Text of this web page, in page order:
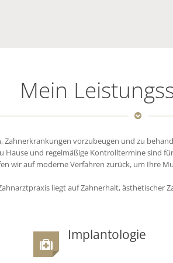
Mein
vorzubeugen und zu
Hause und regelmäßige Kontrolltermine sind
wir auf moderne Verfahren zurück, um Ihre
liegt auf Zahnerhalt, ästhetischer
Implantologie